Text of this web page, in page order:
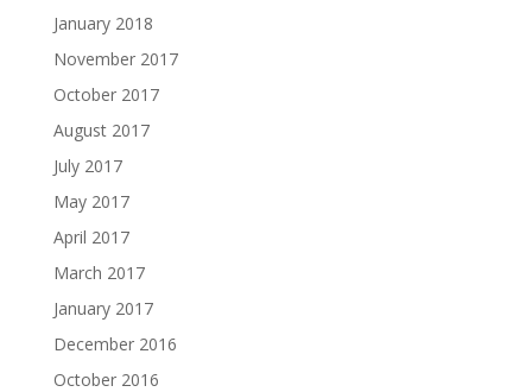
January 2018
November 2017
October 2017
August 2017
July 2017
May 2017
April 2017
March 2017
January 2017
December 2016
October 2016